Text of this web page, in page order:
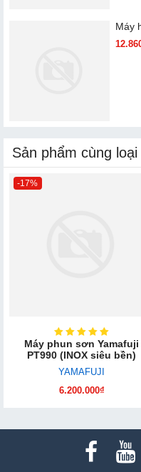
Máy
Sản phẩm cùng loại
-17%
Máy phun sơn Yamafuji
PT990 (INOX siêu bền)
YAMAFUJI
6.200.000₫